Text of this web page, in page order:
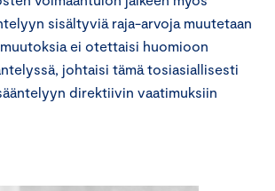
sisältyviä raja-arvoja muutetaan
ei otettaisi huomioon
johtaisi tämä tosiasiallisesti
direktiivin vaatimuksiin